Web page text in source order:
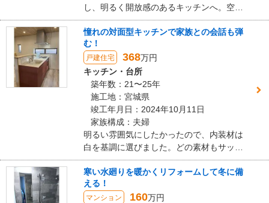
話も進めさせていただけること、大変光栄に思います。新しくなる
お風呂場での時間が素晴らしいものになるよう、次回もご期待以上
の提案と丁寧な施工で全力でサポートさせていただきます。
今後とも末永いお付き合いのほど、よろしくお願い申し上げます。
建物のタイプ
： 戸建住宅
リフォーム箇所
： 429,000円
多賀城市
： 26〜30年
： 2025年10月20日
『分かりやすい説明』が良かった
5
し、明るく開放感のあるキッチンへ。空間
全体をすっきりとコーディネートしまし
た。
憧れの対面型キッチンで家族との会話も弾
む！
戸建住宅 368万円
キッチン・台所
築年数：21〜25年
施工地：宮城県
竣工年月日：2024年10月11日
家族構成：夫婦
明るい雰囲気にしたかったので、内装材は
白を基調に選びました。どの素材もサッと
拭けば汚れがすぐに落ちるのでお掃除はと
ても楽になりました。大容量の食器洗浄機
を選んだおかげで、キッチンの上をいつも
スッキリさせておくことができ、また家事
寒い水廻りを暖かくリフォームして冬に備
える！
マンション 160万円